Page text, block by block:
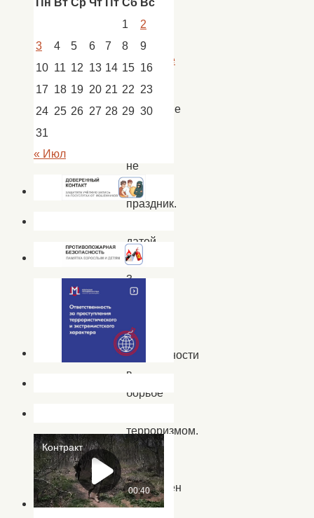
Новости
новости
Пологое
Займище
Памятные
не
всегда
праздник.
датой
является
3
сентября
День
солидарности
в
борьбе
терроризмом.
Этот
день
приурочен
к
Пн Вт Ср Чт Пт Сб Вс
1
2
3
4 5 6 7 8
9
10 11 12 13 14 15 16
17 18 19 20 21 22 23
24 25 26 27 28 29 30
31
« Июл